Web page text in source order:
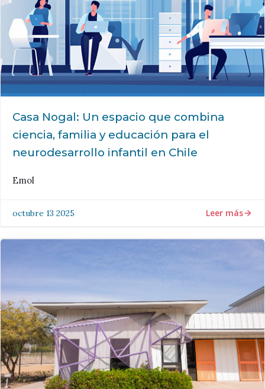
Casa Nogal: Un espacio que combina
ciencia, familia y educación para el
neurodesarrollo infantil en Chile
Emol
octubre 13 2025 Leer más